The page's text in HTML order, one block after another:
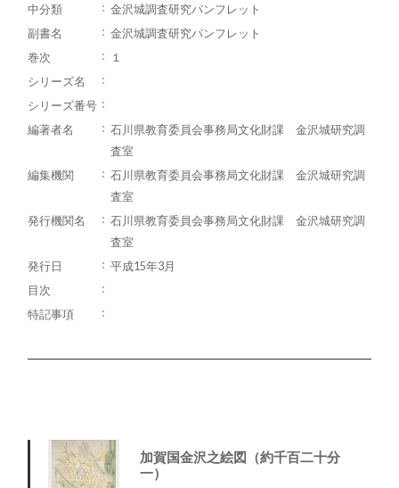
中分類
金沢城調査研究パンフレット
副書名
金沢城調査研究パンフレット
巻次
１
シリーズ名
シリーズ番号
編著者名
石川県教育委員会事務局文化財課 金沢城研究調
査室
編集機関
石川県教育委員会事務局文化財課 金沢城研究調
査室
発行機関名
石川県教育委員会事務局文化財課 金沢城研究調
査室
発行日
平成15年3月
目次
特記事項
加賀国金沢之絵図（約千百二十分
一）